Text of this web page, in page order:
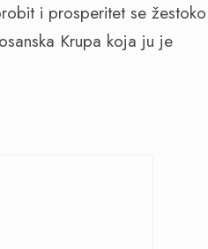
i prosperitet se žestoko
Krupa koja ju je